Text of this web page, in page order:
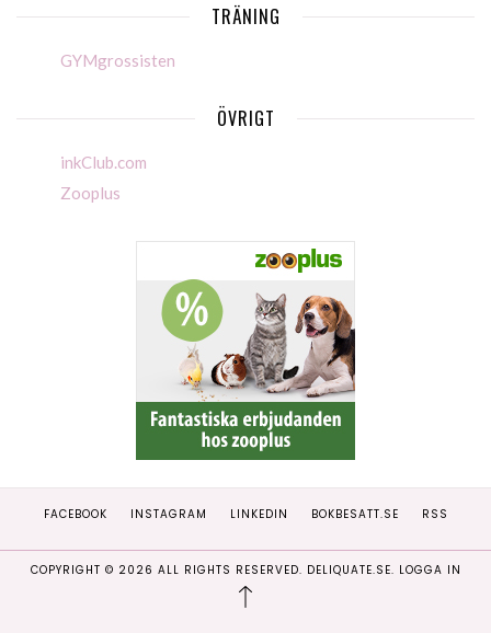
TRÄNING
GYMgrossisten
ÖVRIGT
inkClub.com
Zooplus
FACEBOOK INSTAGRAM LINKEDIN BOKBESATT.SE RSS
COPYRIGHT © 2026 ALL RIGHTS RESERVED. DELIQUATE.SE. LOGGA IN